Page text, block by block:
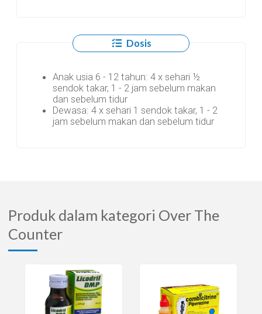
Dosis
Anak usia 6 - 12 tahun: 4 x sehari ½
sendok takar, 1 - 2 jam sebelum makan
dan sebelum tidur
Dewasa: 4 x sehari 1 sendok takar, 1 - 2
jam sebelum makan dan sebelum tidur
Produk dalam kategori Over The
Counter